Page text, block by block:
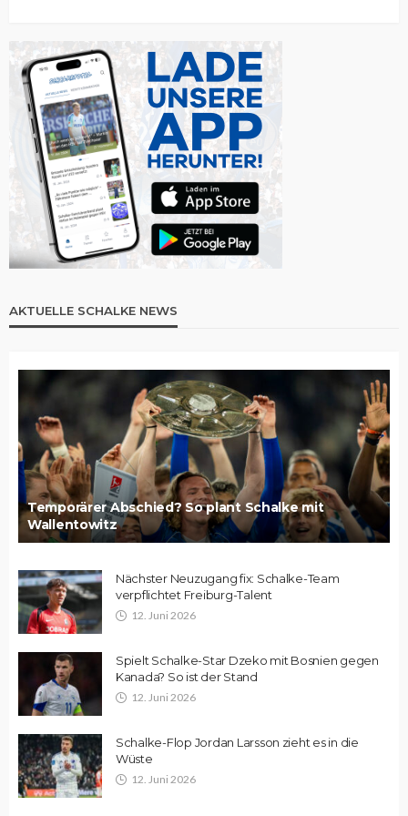
AKTUELLE SCHALKE NEWS
Temporärer Abschied? So plant Schalke mit
Wallentowitz
Nächster Neuzugang fix: Schalke-Team
verpflichtet Freiburg-Talent
12. Juni 2026
Spielt Schalke-Star Dzeko mit Bosnien gegen
Kanada? So ist der Stand
12. Juni 2026
Schalke-Flop Jordan Larsson zieht es in die
Wüste
12. Juni 2026